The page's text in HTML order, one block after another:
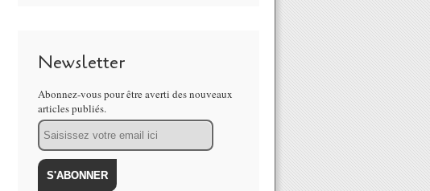
Newsletter
Abonnez-vous pour être averti des nouveaux
articles publiés.
Email